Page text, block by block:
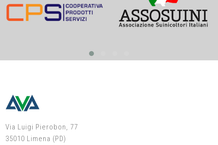
Via Luigi Pierobon, 77
35010 Limena (PD)